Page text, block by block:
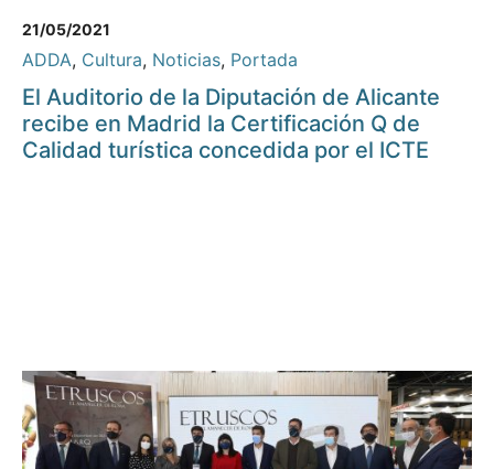
21/05/2021
ADDA, Cultura, Noticias, Portada
El Auditorio de la Diputación de Alicante
recibe en Madrid la Certificación Q de
Calidad turística concedida por el ICTE